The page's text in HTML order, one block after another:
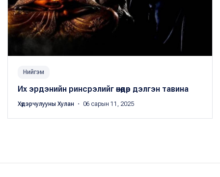
Нийгэм
Их эрдэнийн ринсрэлийг өнөөдөр дэлгэн тавина
Хүдэрчулууны Хулан ・ 06 сарын 11, 2025